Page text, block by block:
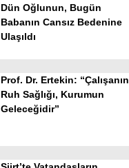
Dün Oğlunun, Bugün
Babanın Cansız Bedenine
Ulaşıldı
Prof. Dr. Ertekin: “Çalışanın
Ruh Sağlığı, Kurumun
Geleceğidir”